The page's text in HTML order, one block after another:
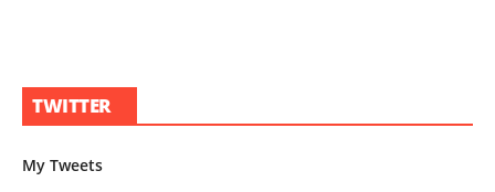
TWITTER
My Tweets